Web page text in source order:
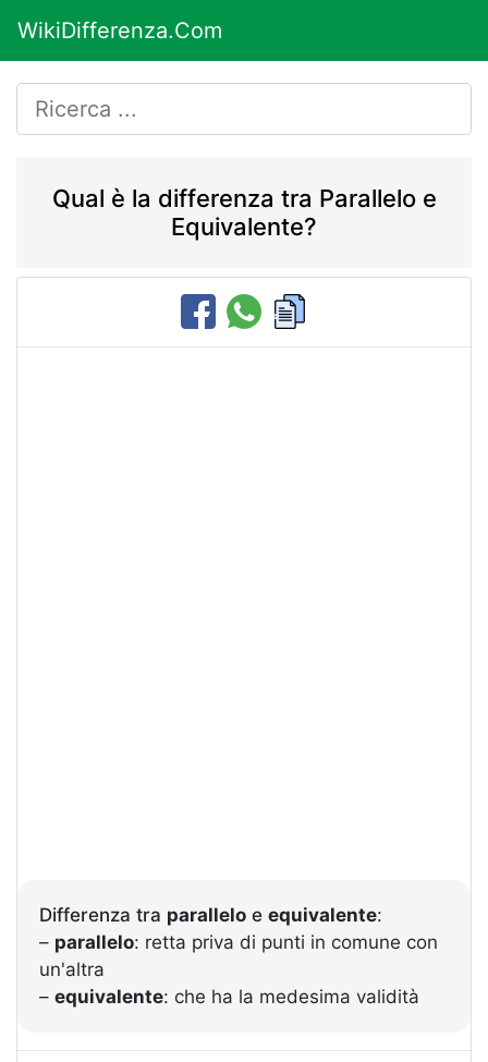
WikiDifferenza.Com
Qual è la differenza tra Parallelo e
Equivalente?
Differenza tra parallelo e equivalente:
– parallelo: retta priva di punti in comune con
un'altra
– equivalente: che ha la medesima validità